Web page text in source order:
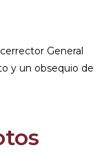
General
y un obsequio de